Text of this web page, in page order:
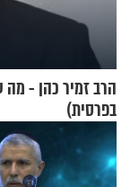
הרב זמיר כהן - מה
בפרסית)